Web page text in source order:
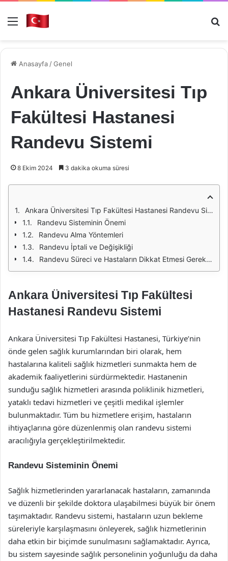
Menü
Anasayfa /Genel
Ankara Üniversitesi Tıp
Fakültesi Hastanesi
Randevu Sistemi
8 Ekim 2024 3 dakika okuma süresi
Ankara Üniversitesi Tıp Fakültesi Hastanesi Randevu Sistemi
Randevu Sisteminin Önemi
Randevu Alma Yöntemleri
Randevu İptali ve Değişikliği
Randevu Süreci ve Hastaların Dikkat Etmesi Gerekenler
Ankara Üniversitesi Tıp Fakültesi
Hastanesi Randevu Sistemi
Ankara Üniversitesi Tıp Fakültesi Hastanesi, Türkiye’nin
önde gelen sağlık kurumlarından biri olarak, hem
hastalarına kaliteli sağlık hizmetleri sunmakta hem de
akademik faaliyetlerini sürdürmektedir. Hastanenin
sunduğu sağlık hizmetleri arasında poliklinik hizmetleri,
yataklı tedavi hizmetleri ve çeşitli medikal işlemler
bulunmaktadır. Tüm bu hizmetlere erişim, hastaların
ihtiyaçlarına göre düzenlenmiş olan randevu sistemi
aracılığıyla gerçekleştirilmektedir.
Randevu Sisteminin Önemi
Sağlık hizmetlerinden yararlanacak hastaların, zamanında
ve düzenli bir şekilde doktora ulaşabilmesi büyük bir önem
taşımaktadır. Randevu sistemi, hastaların uzun bekleme
süreleriyle karşılaşmasını önleyerek, sağlık hizmetlerinin
daha etkin bir biçimde sunulmasını sağlamaktadır. Ayrıca,
bu sistem sayesinde sağlık personelinin yoğunluğu da daha